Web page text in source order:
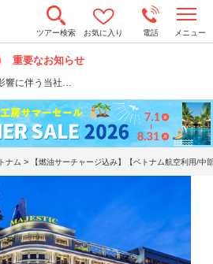
ツアー検索 お気に入り 電話 メニュー
重要なお知らせ
響に伴う当社…
o
n
a
v
i
g
a
t
ナム > 【燃油サーチャージ込み】【ベトナム航空利用/